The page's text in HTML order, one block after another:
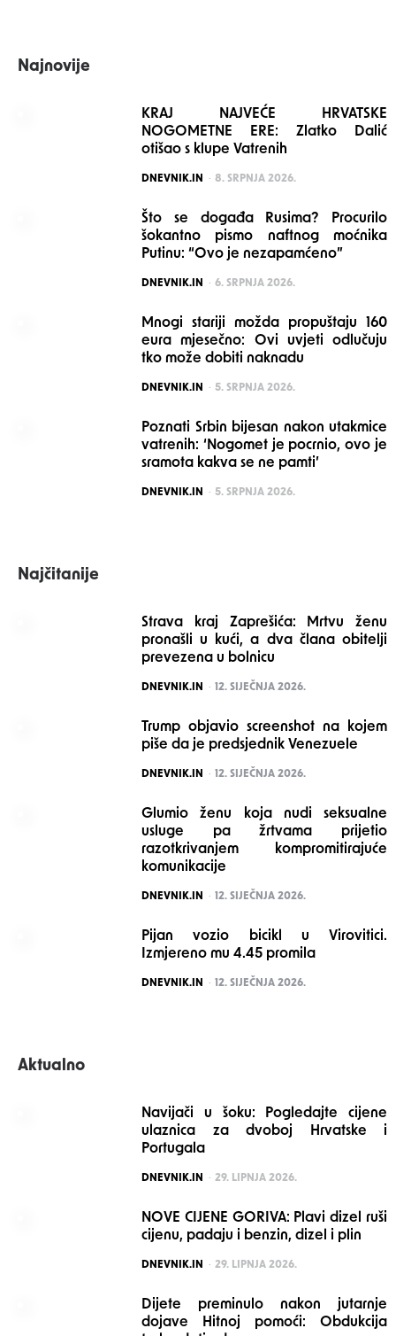
Najnovije
KRAJ NAJVEĆE HRVATSKE
NOGOMETNE ERE: Zlatko Dalić
otišao s klupe Vatrenih
POSTED
DNEVNIK.IN 8. SRPNJA 2026.
Što se događa Rusima? Procurilo
šokantno pismo naftnog moćnika
Putinu: “Ovo je nezapamćeno”
POSTED
DNEVNIK.IN 6. SRPNJA 2026.
Mnogi stariji možda propuštaju 160
eura mjesečno: Ovi uvjeti odlučuju
tko može dobiti naknadu
POSTED
DNEVNIK.IN 5. SRPNJA 2026.
Poznati Srbin bijesan nakon utakmice
vatrenih: ‘Nogomet je pocrnio, ovo je
sramota kakva se ne pamti’
POSTED
DNEVNIK.IN 5. SRPNJA 2026.
Najčitanije
Strava kraj Zaprešića: Mrtvu ženu
pronašli u kući, a dva člana obitelji
prevezena u bolnicu
POSTED
DNEVNIK.IN 12. SIJEČNJA 2026.
Trump objavio screenshot na kojem
piše da je predsjednik Venezuele
POSTED
DNEVNIK.IN 12. SIJEČNJA 2026.
Glumio ženu koja nudi seksualne
usluge pa žrtvama prijetio
razotkrivanjem kompromitirajuće
komunikacije
POSTED
DNEVNIK.IN 12. SIJEČNJA 2026.
Pijan vozio bicikl u Virovitici.
Izmjereno mu 4.45 promila
POSTED
DNEVNIK.IN 12. SIJEČNJA 2026.
Aktualno
Navijači u šoku: Pogledajte cijene
ulaznica za dvoboj Hrvatske i
Portugala
POSTED
DNEVNIK.IN 29. LIPNJA 2026.
NOVE CIJENE GORIVA: Plavi dizel ruši
cijenu, padaju i benzin, dizel i plin
POSTED
DNEVNIK.IN 29. LIPNJA 2026.
Dijete preminulo nakon jutarnje
dojave Hitnoj pomoći: Obdukcija